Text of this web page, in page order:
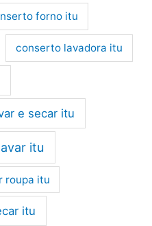
forno itu
conserto lavadora itu
e secar itu
itu
roupa itu
itu